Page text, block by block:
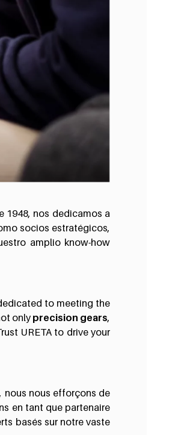
1948, nos dedicamos a
socios estratégicos,
amplio know-how
to meeting the
only precision gears,
URETA to drive your
nous nous efforçons de
en tant que partenaire
basés sur notre vaste